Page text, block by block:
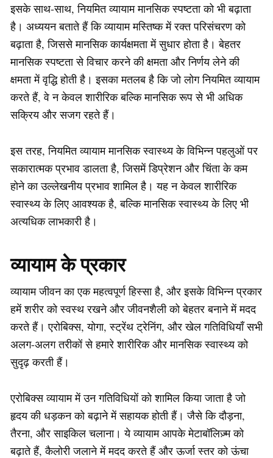
इसके साथ-साथ, नियमित व्यायाम मानसिक स्पष्टता को भी बढ़ाता
है। अध्ययन बताते हैं कि व्यायाम मस्तिष्क में रक्त परिसंचरण को
बढ़ाता है, जिससे मानसिक कार्यक्षमता में सुधार होता है। बेहतर
मानसिक स्पष्टता से विचार करने की क्षमता और निर्णय लेने की
क्षमता में वृद्धि होती है। इसका मतलब है कि जो लोग नियमित व्यायाम
करते हैं, वे न केवल शारीरिक बल्कि मानसिक रूप से भी अधिक
सक्रिय और सजग रहते हैं।
इस तरह, नियमित व्यायाम मानसिक स्वास्थ्य के विभिन्न पहलुओं पर
सकारात्मक प्रभाव डालता है, जिसमें डिप्रेशन और चिंता के कम
होने का उल्लेखनीय प्रभाव शामिल है। यह न केवल शारीरिक
स्वास्थ्य के लिए आवश्यक है, बल्कि मानसिक स्वास्थ्य के लिए भी
अत्यधिक लाभकारी है।
व्यायाम के प्रकार
व्यायाम जीवन का एक महत्वपूर्ण हिस्सा है, और इसके विभिन्न प्रकार
हमें शरीर को स्वस्थ रखने और जीवनशैली को बेहतर बनाने में मदद
करते हैं। एरोबिक्स, योगा, स्ट्रेंथ ट्रेनिंग, और खेल गतिविधियाँ सभी
अलग-अलग तरीकों से हमारे शारीरिक और मानसिक स्वास्थ्य को
सुदृढ़ करती हैं।
एरोबिक्स व्यायाम में उन गतिविधियों को शामिल किया जाता है जो
हृदय की धड़कन को बढ़ाने में सहायक होती हैं। जैसे कि दौड़ना,
तैरना, और साइकिल चलाना। ये व्यायाम आपके मेटाबॉलिज़्म को
बढ़ाते हैं, कैलोरी जलाने में मदद करते हैं और ऊर्जा स्तर को ऊंचा